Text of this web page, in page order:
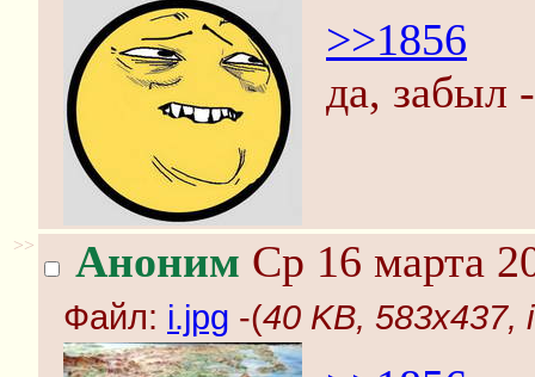
>>1856
да, забыл
>> Аноним Ср 16 марта
Файл: i.jpg -(40 KB, 583x437,